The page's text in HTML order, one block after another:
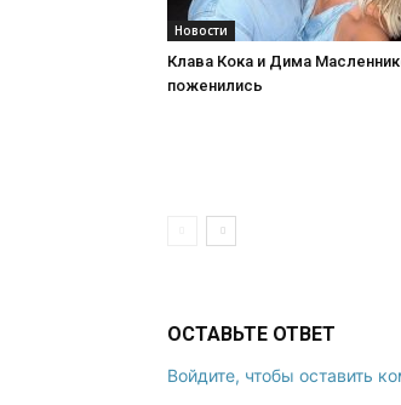
Новости
Клава Кока и Дима
поженились
ОСТАВЬТЕ ОТВЕТ
Войдите, чтобы оставить